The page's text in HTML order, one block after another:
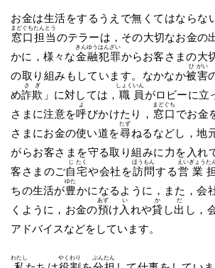
お金は生活をするうえで無くてはならな
窓
まど
口
ぐち
担
たん
当
とう
のテラーは，その大切なお金の
かに，様々な金
きん
融
ゆう
犯
はん
罪
ざい
からお客さまの大
の取り組みもしています。なかなか被
ひ
害
がい
め詐
さ
欺
ぎ
」に対しては， 職
しょく
員
いん
がロビーに立
さまに注意を呼
よ
びかけたり， 窓
まど
口
ぐち
でお金
さまにお金の使い道を尋
たず
ねるなどし，地
がらお客さまを守る取り組みに力を入れ
客さまのご自
じ
宅
たく
や会社を訪
ほう
問
もん
する営
えい
業
ぎょう
担
た
ちの生活が豊
ゆた
かになるように，また，会
くように，お金の預
あず
け 入
い
れや貸
か
し出
だ
し，
アドバイスなどをしています。
わたし やくわり ぶんたん